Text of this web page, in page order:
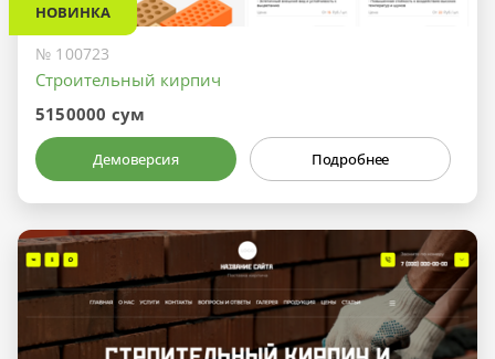
НОВИНКА
№ 100723
Строительный кирпич
5150000 сум
Демоверсия Подробнее